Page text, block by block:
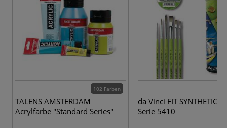
102 Farben
TALENS AMSTERDAM
Acrylfarbe "Standard Series"
da Vinci FIT SYNTHETICS
Serie 5410